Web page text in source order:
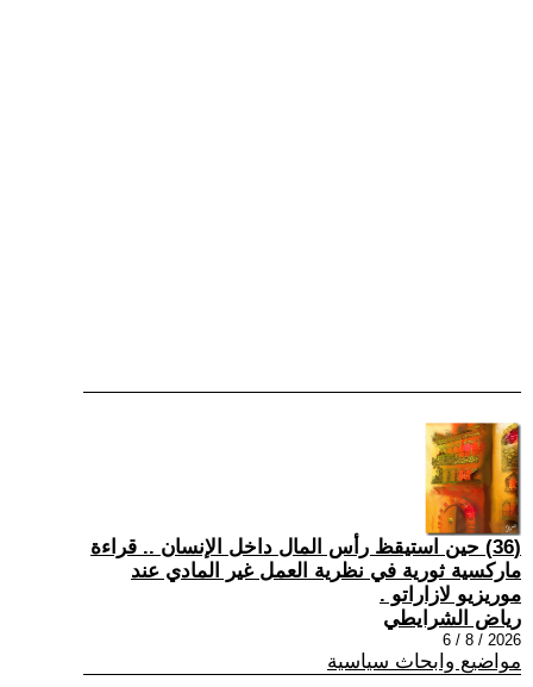
(36) حين استيقظ رأس المال داخل الإنسان .. قراءة
ماركسية ثورية في نظرية العمل غير المادي عند
موريزيو لازاراتو .
رياض الشرايطي
2026 / 8 / 6
مواضيع وابحاث سياسية